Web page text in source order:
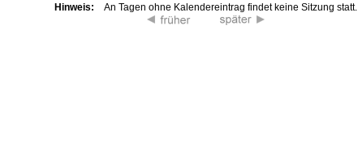
Hinweis: An Tagen ohne Kalendereintrag findet keine Sitzung statt.